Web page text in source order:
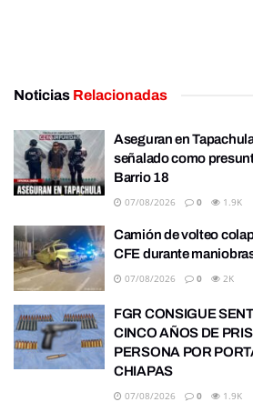
Noticias Relacionadas
Aseguran en
señalado como
Barrio 18
07/08/2026 0 1.9K
Camión de volteo
CFE durante
07/08/2026 0 2K
FGR CONSIGUE
CINCO AÑOS DE
PERSONA POR
CHIAPAS
07/08/2026 0 1.9K